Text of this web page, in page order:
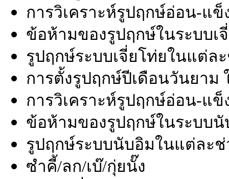
การวิเคราะห์รูปฤกษ์อ่อน-แข็
ข้อห้ามของรูปฤกษ์ในระบบเ
รูปฤกษ์ระบบเจี่ยโท่ยในแต่ล
การตั้งรูปฤกษ์ปีเดือนวันยาม
การวิเคราะห์รูปฤกษ์อ่อน-แ
ข้อห้ามของรูปฤกษ์ในระบบ
รูปฤกษ์ระบบนับอิมในแต่ละช่
ซำคี้/ลก/เบ๊/กุ่ยนั๊ง